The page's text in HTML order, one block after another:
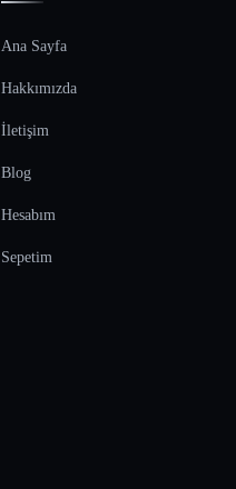
Ana Sayfa
Hakkımızda
İletişim
Blog
Hesabım
Sepetim